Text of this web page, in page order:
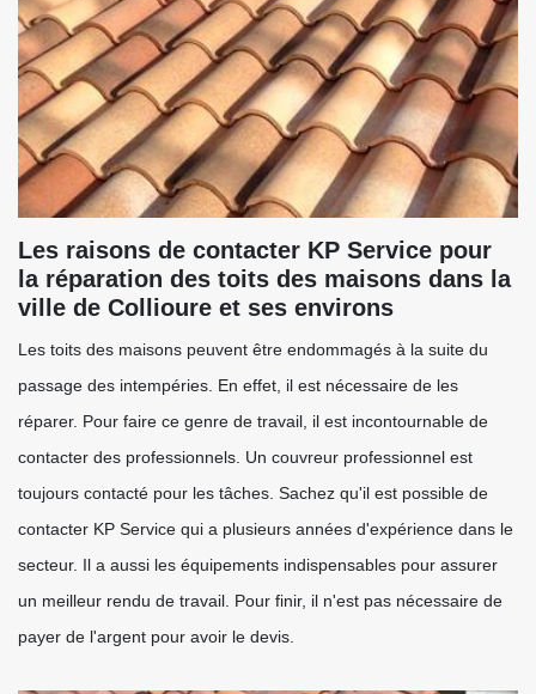
Les raisons de contacter KP Service pour
la réparation des toits des maisons dans la
ville de Collioure et ses environs
Les toits des maisons peuvent être endommagés à la suite du
passage des intempéries. En effet, il est nécessaire de les
réparer. Pour faire ce genre de travail, il est incontournable de
contacter des professionnels. Un couvreur professionnel est
toujours contacté pour les tâches. Sachez qu'il est possible de
contacter KP Service qui a plusieurs années d'expérience dans le
secteur. Il a aussi les équipements indispensables pour assurer
un meilleur rendu de travail. Pour finir, il n'est pas nécessaire de
payer de l'argent pour avoir le devis.